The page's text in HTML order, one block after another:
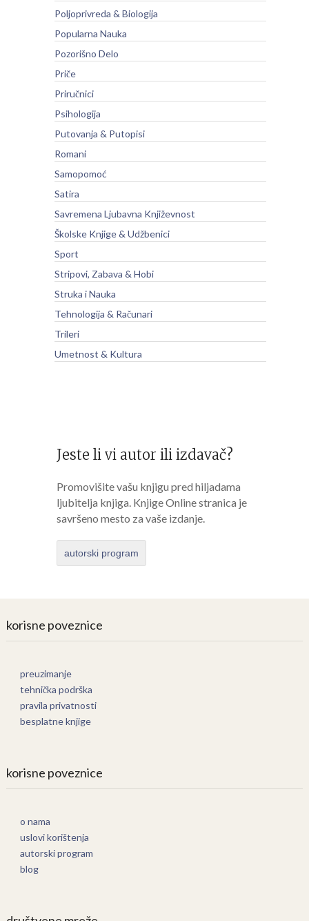
Poljoprivreda & Biologija
Popularna Nauka
Pozorišno Delo
Priče
Priručnici
Psihologija
Putovanja & Putopisi
Romani
Samopomoć
Satira
Savremena Ljubavna Književnost
Školske Knjige & Udžbenici
Sport
Stripovi, Zabava & Hobi
Struka i Nauka
Tehnologija & Računari
Trileri
Umetnost & Kultura
Jeste li vi autor ili izdavač?
Promovišite vašu knjigu pred hiljadama
ljubitelja knjiga. Knjige Online stranica je
savršeno mesto za vaše izdanje.
autorski program
korisne poveznice
preuzimanje
tehnička podrška
pravila privatnosti
besplatne knjige
korisne poveznice
o nama
uslovi korištenja
autorski program
blog